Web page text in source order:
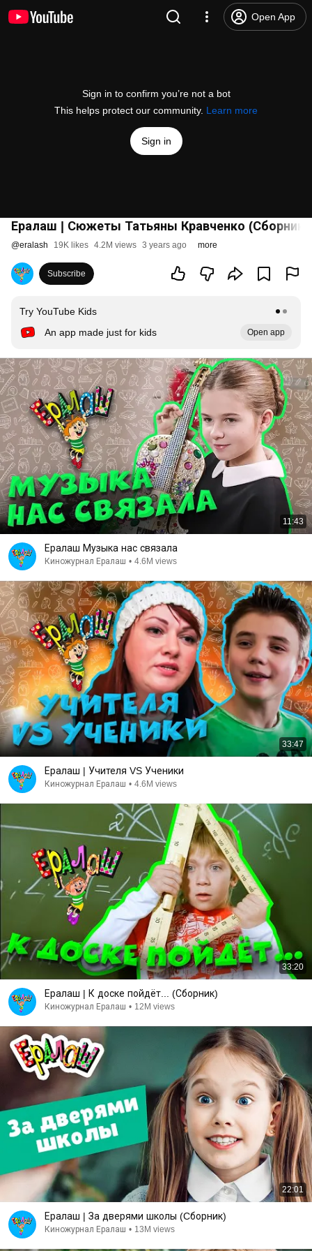
Open App
Sign in to confirm you’re not a bot
This helps protect our community. Learn more
Sign in
Ералаш | Сюжеты Татьяны Кравченко (Сборник)
@eralash 19K likes 4.2M views 3 years ago more
Subscribe
Try YouTube Kids
An app made just for kids
Open app
11:43
Ералаш Музыка нас связала
Киножурнал Ералаш • 4.6M views
33:47
Ералаш | Учителя VS Ученики
Киножурнал Ералаш • 4.6M views
33:20
Ералаш | К доске пойдёт... (Сборник)
Киножурнал Ералаш • 12M views
22:01
Ералаш | За дверями школы (Cборник)
Киножурнал Ералаш • 13M views